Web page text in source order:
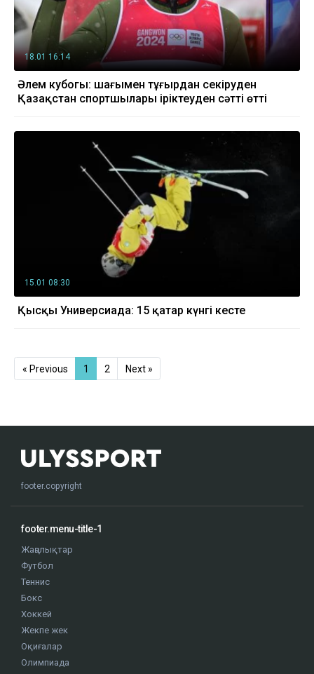
18.01 16:14
Әлем кубогы: шаңғымен тұғырдан секіруден
Қазақстан спортшылары іріктеуден сәтті өтті
15.01 08:30
Қысқы Универсиада: 15 қаңтар күнгі кесте
« Previous 1 2 Next »
footer.copyright
footer.menu-title-1
Жаңалықтар
Футбол
Теннис
Бокс
Хоккей
Жекпе жек
Оқиғалар
Олимпиада